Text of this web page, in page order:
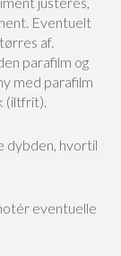
Eventuelt
af.
parafilm og
med parafilm
(iltfrit).
dybden, hvortil
eventuelle